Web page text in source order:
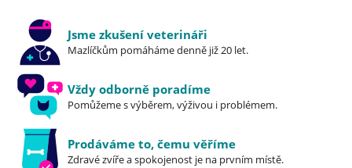
Jsme zkušení veterináři
Mazlíčkům pomáháme denně již 20 let.
Vždy odborně poradíme
Pomůžeme s výběrem, výživou i problémem.
Prodáváme to, čemu věříme
Zdravé zvíře a spokojenost je na prvním místě.